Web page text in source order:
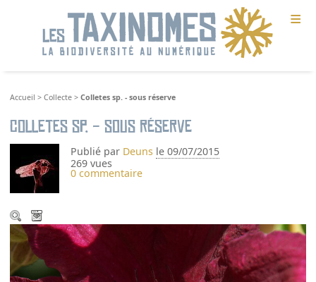
≡
Accueil >Collecte >Colletes sp. - sous réserve
Colletes sp. - sous réserve
Publié par Deuns le 09/07/2015
269 vues
0 commentaire